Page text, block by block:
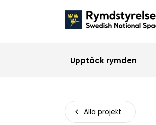
Upptäck rymden
Alla projekt